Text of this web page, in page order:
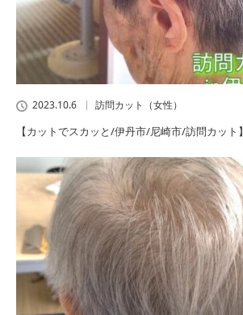
2023.10.6 訪問カット（女性）
【カットでスカッと/伊丹市/尼崎市/訪問カット】